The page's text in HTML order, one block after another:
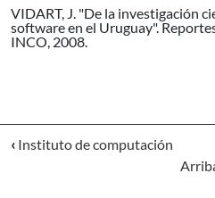
VIDART, J. "De la investigación
software en el Uruguay".
INCO, 2008.
‹ Instituto de computación